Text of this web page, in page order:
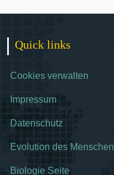
Quick links
Cookies verwalten
Impressum
Datenschutz
Evolution des Menschen
Biologie Seite